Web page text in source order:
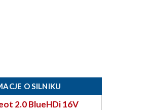
O SILNIKU
2.0 BlueHDi 16V